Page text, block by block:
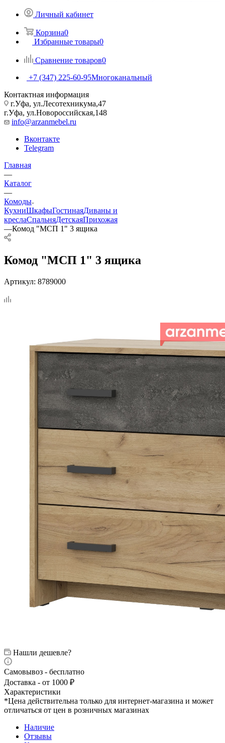
Личный кабинет
Корзина0
Избранные товары0
Сравнение товаров0
+7 (347) 225-60-95Многоканальный
Контактная информация
г.Уфа, ул.Лесотехникума,47
г.Уфа, ул.Новороссийская,148
info@arzanmebel.ru
Вконтакте
Telegram
Главная
—
Каталог
—
Комоды
КухниШкафыГостинаяДиваны и
креслаСпальняДетскаяПрихожая
—Комод "МСП 1" 3 ящика
Комод "МСП 1" 3 ящика
Артикул: 8789000
Нашли дешевле?
Самовывоз - бесплатно
Доставка - от 1000 ₽
Характеристики
*Цена действительна только для интернет-магазина и может
отличаться от цен в розничных магазинах
Наличие
Отзывы